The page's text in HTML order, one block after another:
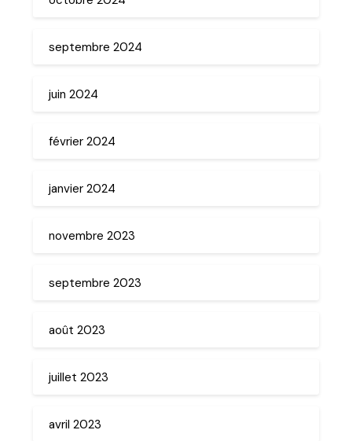
septembre 2024
juin 2024
février 2024
janvier 2024
novembre 2023
septembre 2023
août 2023
juillet 2023
avril 2023